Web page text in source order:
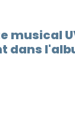
musical
dans